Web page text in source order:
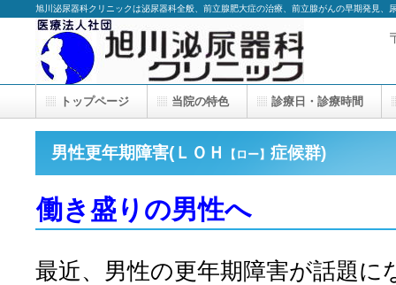
旭川泌尿器科クリニックは泌尿器科全般、前立腺肥大症の治療、前立腺がんの早期発見
男性更年期障害(ＬＯＨ 【ロー】 症候群)
働き盛りの男性へ
最近、男性の更年期障害が話題に
トップページ 当院の特色 診療日・診療時間